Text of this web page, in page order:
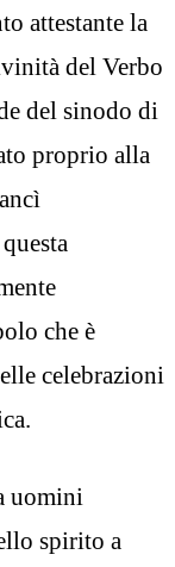
attestante la
del Verbo
del sinodo di
proprio alla
che è
celebrazioni
uomini
spirito a